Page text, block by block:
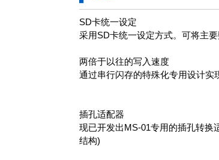
SD卡统一设定
采用SD卡统一设定方式。可将主
两倍于以往的写入速度
通过串行闪存的特殊化专用设计实
插孔适配器
现已开发出MS-01专用的插孔转换
结构)